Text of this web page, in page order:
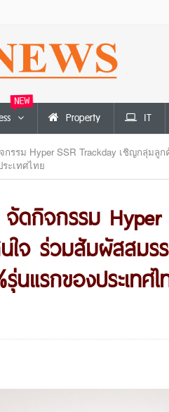
NEW
Property IT
กรรม Hyper SSR Trackday เชิญกลุ่ม
ะเทศไทย
ดกิจกรรม
จ ร่วมสัมผัสสมรร
นแรกของประเทศไ